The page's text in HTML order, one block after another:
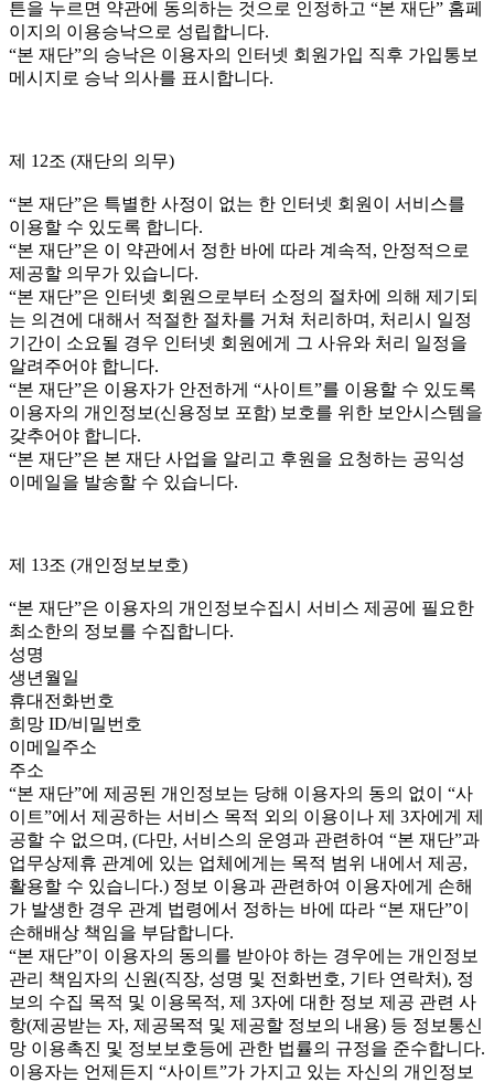
튼을 누르면 약관에 동의하는 것으로 인정하고 “본 재단” 홈페
이지의 이용승낙으로 성립합니다.
“본 재단”의 승낙은 이용자의 인터넷 회원가입 직후 가입통보
메시지로 승낙 의사를 표시합니다.
제 12조 (재단의 의무)
“본 재단”은 특별한 사정이 없는 한 인터넷 회원이 서비스를
이용할 수 있도록 합니다.
“본 재단”은 이 약관에서 정한 바에 따라 계속적, 안정적으로
제공할 의무가 있습니다.
“본 재단”은 인터넷 회원으로부터 소정의 절차에 의해 제기되
는 의견에 대해서 적절한 절차를 거쳐 처리하며, 처리시 일정
기간이 소요될 경우 인터넷 회원에게 그 사유와 처리 일정을
알려주어야 합니다.
“본 재단”은 이용자가 안전하게 “사이트”를 이용할 수 있도록
이용자의 개인정보(신용정보 포함) 보호를 위한 보안시스템을
갖추어야 합니다.
“본 재단”은 본 재단 사업을 알리고 후원을 요청하는 공익성
이메일을 발송할 수 있습니다.
제 13조 (개인정보보호)
“본 재단”은 이용자의 개인정보수집시 서비스 제공에 필요한
최소한의 정보를 수집합니다.
성명
생년월일
휴대전화번호
희망 ID/비밀번호
이메일주소
주소
“본 재단”에 제공된 개인정보는 당해 이용자의 동의 없이 “사
이트”에서 제공하는 서비스 목적 외의 이용이나 제 3자에게 제
공할 수 없으며, (다만, 서비스의 운영과 관련하여 “본 재단”과
업무상제휴 관계에 있는 업체에게는 목적 범위 내에서 제공,
활용할 수 있습니다.) 정보 이용과 관련하여 이용자에게 손해
가 발생한 경우 관계 법령에서 정하는 바에 따라 “본 재단”이
손해배상 책임을 부담합니다.
“본 재단”이 이용자의 동의를 받아야 하는 경우에는 개인정보
관리 책임자의 신원(직장, 성명 및 전화번호, 기타 연락처), 정
보의 수집 목적 및 이용목적, 제 3자에 대한 정보 제공 관련 사
항(제공받는 자, 제공목적 및 제공할 정보의 내용) 등 정보통신
망 이용촉진 및 정보보호등에 관한 법률의 규정을 준수합니다.
이용자는 언제든지 “사이트”가 가지고 있는 자신의 개인정보